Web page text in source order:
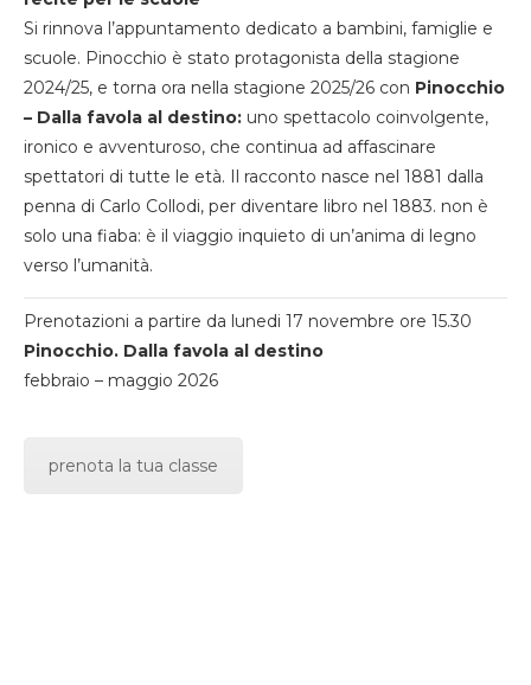
Si rinnova l’appuntamento dedicato a bambini, famiglie e
scuole. Pinocchio è stato protagonista della stagione
2024/25, e torna ora nella stagione 2025/26 con Pinocchio
– Dalla favola al destino: uno spettacolo coinvolgente,
ironico e avventuroso, che continua ad affascinare
spettatori di tutte le età. Il racconto nasce nel 1881 dalla
penna di Carlo Collodi, per diventare libro nel 1883. non è
solo una fiaba: è il viaggio inquieto di un’anima di legno
verso l’umanità.
Prenotazioni a partire da lunedi 17 novembre ore 15.30
Pinocchio. Dalla favola al destino
febbraio – maggio 2026
prenota la tua classe